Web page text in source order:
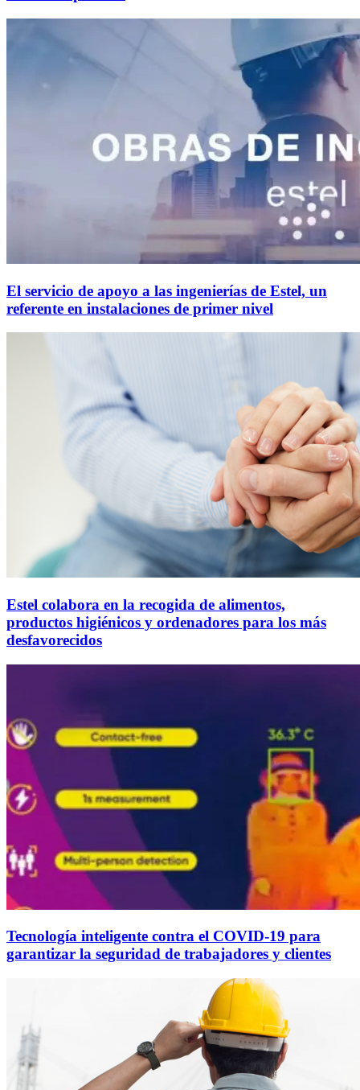
El servicio de apoyo a las ingenierías de Estel, un
referente en instalaciones de primer nivel
Estel colabora en la recogida de alimentos,
productos higiénicos y ordenadores para los más
desfavorecidos
Tecnología inteligente contra el COVID-19 para
garantizar la seguridad de trabajadores y clientes